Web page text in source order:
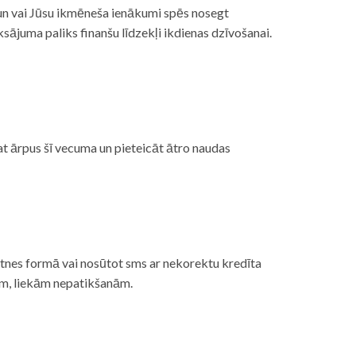
Jūsu ikmēneša ienākumi spēs nosegt
paliks finanšu līdzekļi ikdienas dzīvošanai.
ārpus šī vecuma un pieteicāt ātro naudas
formā vai nosūtot sms ar nekorektu kredīta
liekām nepatikšanām.